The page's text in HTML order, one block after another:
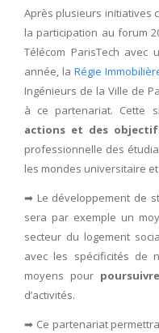
Après plusieurs initiatives
la participation au forum
Télécom ParisTech avec
année, la Régie
Ingénieurs de la Ville de
à ce partenariat. Cette
actions et des
professionnelle des
les mondes universitaire
➡ Le développement de
sera par exemple un
secteur du logement
avec les spécificités de
moyens pour
d’activités.
➡ Ce partenariat